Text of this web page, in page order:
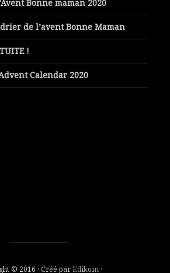
Bonne maman 2020
de l’avent Bonne Maman
!
Calendar 2020
© 2016 · Créé parEdikom ·